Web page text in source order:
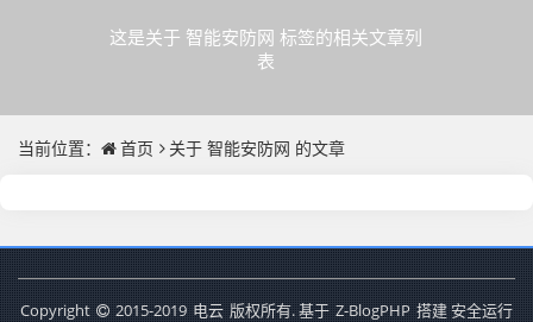
这是关于 智能安防网 标签的相关文章列
表
当前位置： 首页 关于 智能安防网 的文章
Copyright 2015-2019 电云 版权所有. 基于 Z-BlogPHP 搭建 安全运行